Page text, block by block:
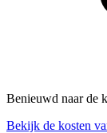
Benieuwd naar de
Bekijk de kosten